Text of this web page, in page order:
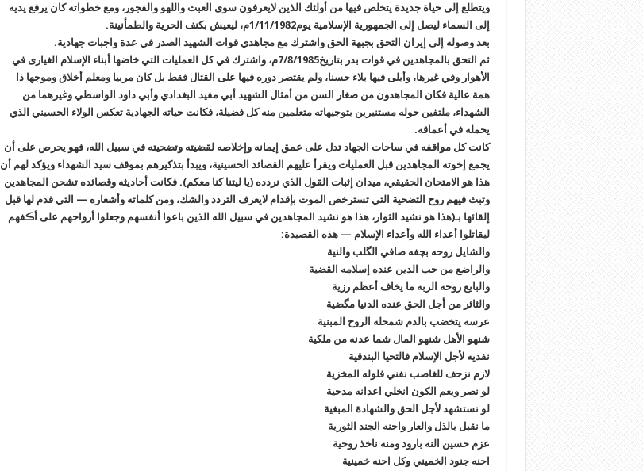
ويتطلع إلى حياة جديدة يتخلص فيها من أولئك الذين لايعرفون سوى العبث واللهو والفجور، ومع خطواته كان يرفع يديه
إلى السماء ليصل إلى الجمهورية الإسلامية يوم1/11/1982م، ليعيش بكنف الحرية والطمأنينة.
بعد وصوله إلى إيران التحق بجبهة الحق واشترك مع مجاهدي قوات الشهيد الصدر في عدة واجبات جهادية.
ثم التحق بالمجاهدين في قوات بدر بتاريخ7/8/1985م، واشترك في كل العمليات التي خاضها أبناء الإسلام الغيارى في
الأهوار وفي غيرها، وأبلى فيها بلاء حسنا، ولم يقتصر دوره فيها على القتال فقط بل كان مربيا ومعلم أخلاق وموجها ذا
همة عالية فكان المجاهدون من صغار السن من أمثال الشهيد أبي مفيد البغدادي وأبي داود الواسطي وغيرهما من
الشهداء، ملتفين حوله مستنيرين بتوجيهاته متعلمين منه كل فضيلة، فكانت حياته الجهادية تعكس الولاء الحسيني الذي
يحمله في أعماقه.
كانت كل مواقفه في ساحات الجهاد تدل على عمق إيمانه وإخلاصه لقضيته وتضحيته في سبيل الله، فهو يحرص على أن
يجمع إخوته المجاهدين قبل العمليات ويقرأ عليهم القصائد الحسينية، ويبدأ بتذكيرهم بموقف سيد الشهداء ويؤكد لهم أن
هذا هو الامتحان الحقيقي، ميدان إثبات القول الذي نردده (يا ليتنا كنا معكم). فكانت أحاديثه وقصائده تشحن المجاهدين
وتبث فيهم روح التضحية التي تسترخص الموت بإقدام لايعرف التردد والشك، ومن كلماته وأشعاره — التي قدم لها قبل
إلقائها بـ(هذا هو نشيد الثوار، هذا هو نشيد المجاهدين في سبيل الله الذين باعوا أنفسهم وجعلوا أرواحهم على أڪفهم
ليقاتلوا أعداء الله وأعداء الإسلام — هذه القصيدة:
والشايل روحه بچفه صافي الگلب والنية
والراضع من حب الدين عنده إسلامه القضية
والبايع روحه الربه ما يخاف أعظم رزية
والثائر من أجل الحق عنده الدنيا مگضية
عرسه يتخضب بالدم شمحله الروح المبنية
شنهو الأهل شنهو المال شما عدنه من ملكية
نفديه لأجل الإسلام فالتحيا البندقية
لازم نزحف للغاصب نفني فلوله المخزية
لو نصر ويعم الكون انخلي اعدانه مدحية
لو نستشهد لأجل الحق والشهادة المبغية
ما نقبل بالذل والعار واحنه الجند الثورية
عزم حسين النه بارود ومنه ناخذ روحية
احنه جنود الخميني وكل احنه خمينية